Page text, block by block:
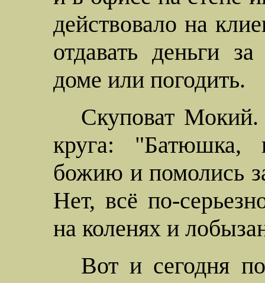
действовало на
отдавать деньги
доме или погодить.
Скуповат Мокий.
круга:
божию и помолись
Нет, всё по-
на коленях и
Вот и сегодня